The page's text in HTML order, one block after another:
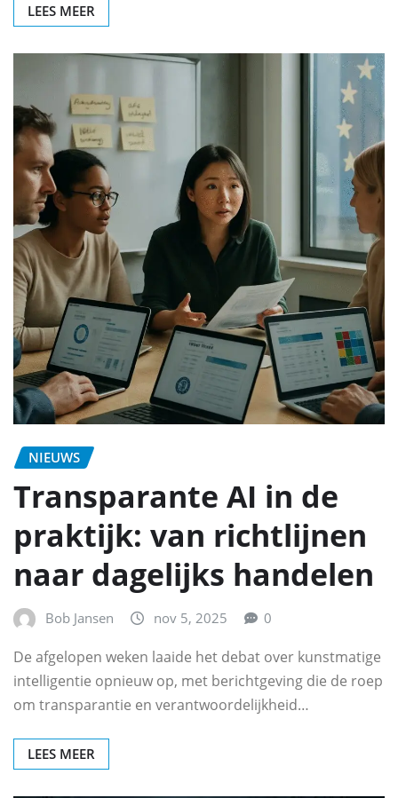
LEES MEER
NIEUWS
Transparante AI in de
praktijk: van richtlijnen
naar dagelijks handelen
Bob Jansen nov 5, 2025 0
De afgelopen weken laaide het debat over kunstmatige
intelligentie opnieuw op, met berichtgeving die de roep
om transparantie en verantwoordelijkheid…
LEES MEER